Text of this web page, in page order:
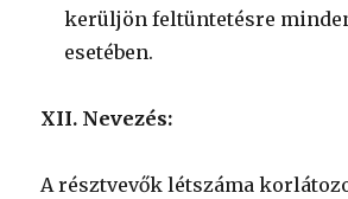
kerüljön feltüntetésre
esetében.
XII. Nevezés:
A résztvevők létszáma